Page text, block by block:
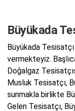
Büyükada
Büyükada
vermekteyiz.
Doğalgaz
Musluk Tesisatçı,
sunmakla birlikte
Gelen Tesisatçı,